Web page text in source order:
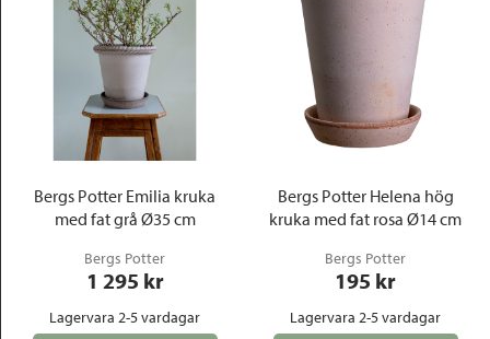
Bergs Potter Emilia kruka
med fat grå Ø35 cm
Bergs Potter
1 295 kr
Lagervara 2-5 vardagar
Bergs Potter Helena hög
kruka med fat rosa Ø14 cm
Bergs Potter
195 kr
Lagervara 2-5 vardagar